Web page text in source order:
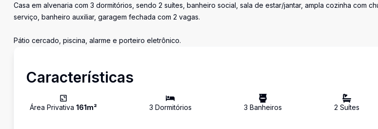
Casa em alvenaria com 3 dormitórios, sendo 2 suítes, banheiro social, sala de estar/jantar, ampla cozinha com
serviço, banheiro auxiliar, garagem fechada com 2 vagas.
Pátio cercado, piscina, alarme e porteiro eletrônico.
Características
Área Privativa 161m² 3 Dormitórios 3 Banheiros 2 Suítes